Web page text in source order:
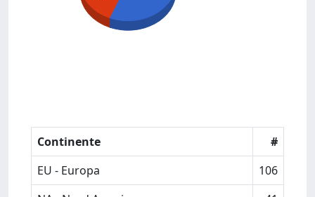
Continente
#
EU - Europa
106